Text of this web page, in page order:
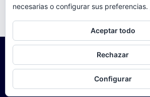
necesarias o configurar sus preferencias.
Aceptar todo
Rechazar
Configurar
Para obtener más información, incluido cómo